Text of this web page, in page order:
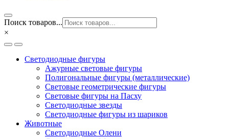
Поиск товаров...
×
Светодиодные фигуры
Ажурные световые фигуры
Полигональные фигуры (металлические)
Световые геометрические фигуры
Световые фигуры на Пасху
Светодиодные звезды
Светодиодные фигуры из шариков
Животные
Светодиодные Олени